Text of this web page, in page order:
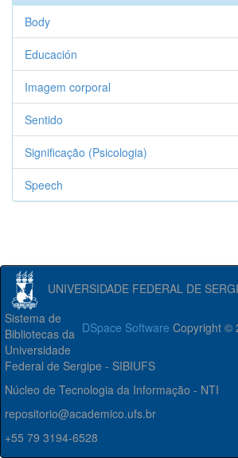
Body
Educación
Imagem corporal
Sentido
Significação (Psicologia)
Speech
UNIVERSIDADE FEDERAL DE
DSpace Software Copyright ©
Sistema de
Bibliotecas da
Universidade
Federal de Sergipe - SIBIUFS
Núcleo de Tecnologia da Informação - NTI
repositorio@academico.ufs.br
+55 79 3194-6528